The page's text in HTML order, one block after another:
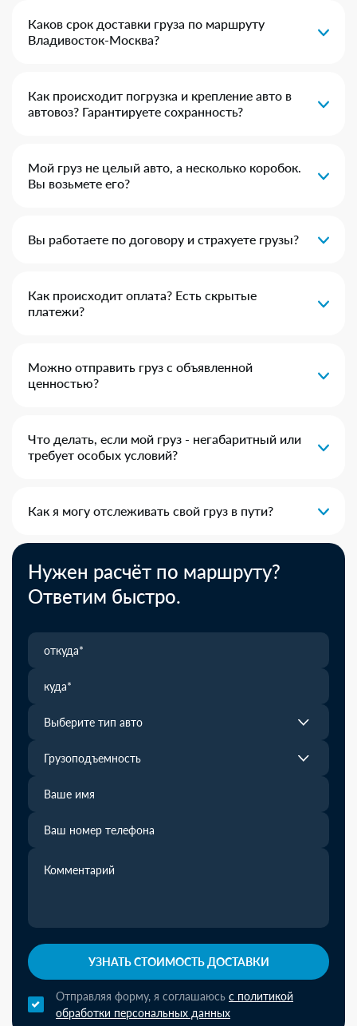
Каков срок доставки груза по маршруту
Владивосток-Москва?
Как происходит погрузка и крепление авто в
автовоз? Гарантируете сохранность?
Мой груз не целый авто, а несколько коробок.
Вы возьмете его?
Вы работаете по договору и страхуете грузы?
Как происходит оплата? Есть скрытые
платежи?
Можно отправить груз с объявленной
ценностью?
Что делать, если мой груз - негабаритный или
требует особых условий?
Как я могу отслеживать свой груз в пути?
Нужен расчёт по маршруту?
Ответим быстро.
Выберите тип авто
Грузоподъемность
УЗНАТЬ СТОИМОСТЬ ДОСТАВКИ
Отправляя форму, я соглашаюсь с политикой
обработки персональных данных